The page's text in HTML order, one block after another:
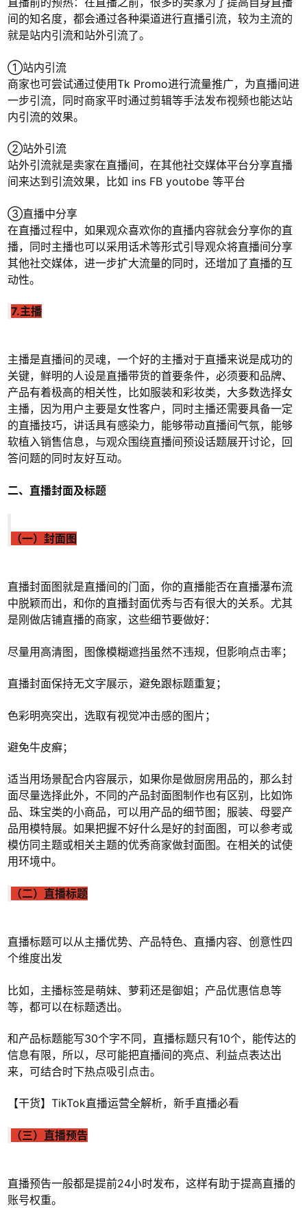
间的知名度，都会通过各种渠道进行直播引流，较为主流的
就是站内引流和站外引流了。
①站内引流
商家也可尝试通过使用Tk Promo进行流量推广，为直播间进
一步引流，同时商家平时通过剪辑等手法发布视频也能达站
内引流的效果。
②站外引流
站外引流就是卖家在直播间，在其他社交媒体平台分享直播
间来达到引流效果，比如 ins FB youtobe 等平台
③直播中分享
在直播过程中，如果观众喜欢你的直播内容就会分享你的直
播，同时主播也可以采用话术等形式引导观众将直播间分享
其他社交媒体，进一步扩大流量的同时，还增加了直播的互
动性。
7.主播
主播是直播间的灵魂，一个好的主播对于直播来说是成功的
关键，鲜明的人设是直播带货的首要条件，必须要和品牌、
产品有着极高的相关性，比如服装和彩妆类，大多数选择女
主播，因为用户主要是女性客户，同时主播还需要具备一定
的直播技巧，讲话具有感染力，能够带动直播间气氛，能够
软植入销售信息，与观众围绕直播间预设话题展开讨论，回
答问题的同时友好互动。
二、直播封面及标题
（一）封面图
直播封面图就是直播间的门面，你的直播能否在直播瀑布流
中脱颖而出，和你的直播封面优秀与否有很大的关系。尤其
是刚做店铺直播的商家，这些细节要做好：
尽量用高清图，图像模糊遮挡虽然不违规，但影响点击率；
直播封面保持无文字展示，避免跟标题重复；
色彩明亮突出，选取有视觉冲击感的图片；
避免牛皮癣；
适当用场景配合内容展示，如果你是做厨房用品的，那么封
面尽量选择此外，不同的产品封面图制作也有区别，比如饰
品、珠宝类的小商品，可以用产品的细节图；服装、母婴产
品用模特展。如果把握不好什么是好的封面图，可以参考或
模仿同主题或相关主题的优秀商家做封面图。在相关的试使
用环境中。
（二）直播标题
直播标题可以从主播优势、产品特色、直播内容、创意性四
个维度出发
比如，主播标签是萌妹、萝莉还是御姐；产品优惠信息等
等，都可以在标题透出。
和产品标题能写30个字不同，直播标题只有10个，能传达的
信息有限，所以，尽可能把直播间的亮点、利益点表达出
来，可结合时下热点吸引点击。
【干货】TikTok直播运营全解析，新手直播必看
（三）直播预告
直播预告一般都是提前24小时发布，这样有助于提高直播的
账号权重。